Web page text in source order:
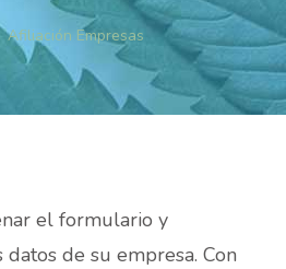
Afiliación Empresas
el formulario y
datos de su empresa. Con